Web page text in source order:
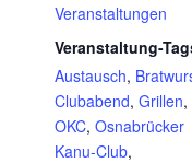
Veranstaltungen
Veranstaltung-
Austausch,
Clubabend, Grillen,
OKC, Osnabrücker
Kanu-Club,